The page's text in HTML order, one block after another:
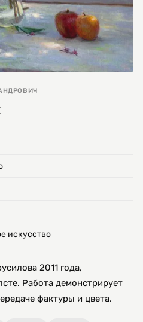
искусство
2011 года,
Работа демонстрирует
фактуры и цвета.